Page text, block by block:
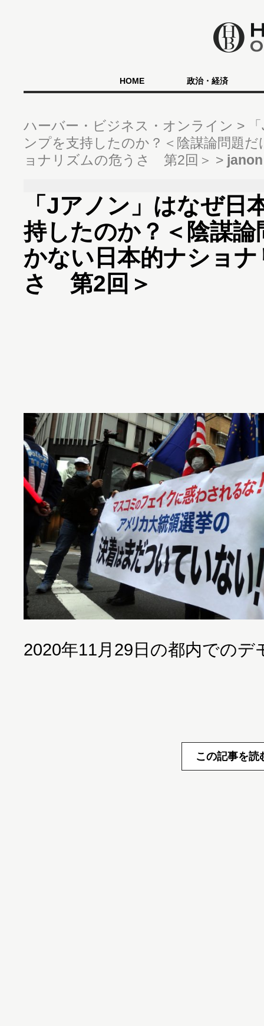
HOME 政治・経済
ハーバー・ビジネス・オンライン
ンプを支持したのか？＜陰謀論問題
ョナリズムの危うさ 第2回＞
janon
「Jアノン」はなぜ日
持したのか？＜陰謀
かない日本的ナショ
さ 第2回＞
2020年11月29日の都内でのデ
この記事を読